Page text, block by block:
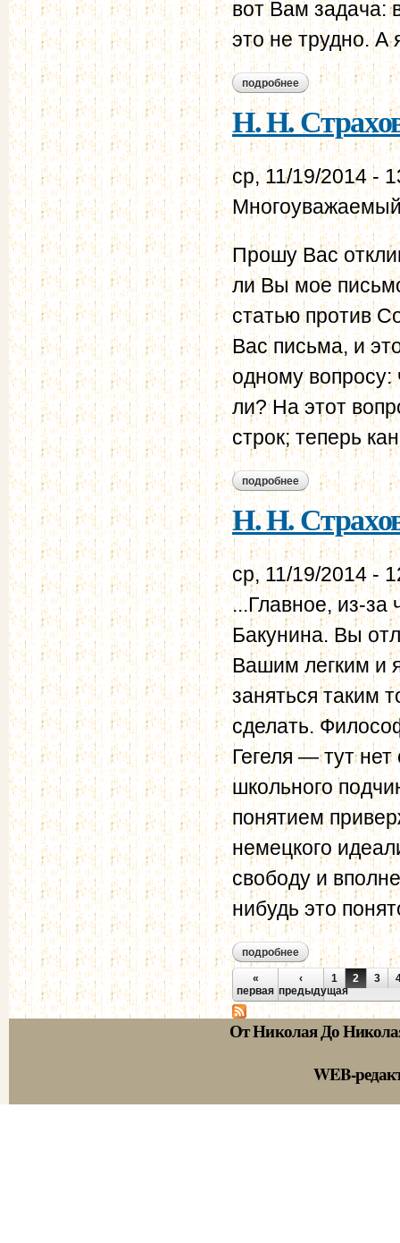
вот Вам задача:
это не трудно. А
подробнее о н. н. страхов -
Н. Н.
ср, 11/19/2014 -
Прошу Вас
ли Вы мое
статью против
Вас письма, и
одному
ли? На этот
строк; теперь
подробнее о н. н. страхов -
Н. Н.
ср, 11/19/2014 -
...Главное, из-
Бакунина. Вы
Вашим легким и
заняться таким
сделать.
Гегеля — тут
школьного
понятием
немецкого
свободу и
нибудь это
подробнее о н. н. страхов -
Страницы
«
первая
‹
предыдущая
1 2 3
От Николая До
WEB-